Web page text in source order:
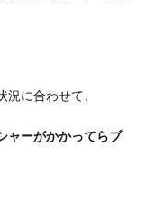
に合わせて、
ャーがかかってらブ